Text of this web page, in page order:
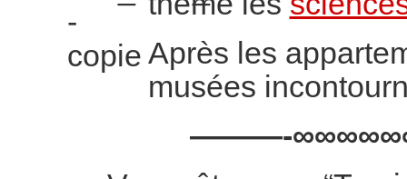
Après les
musées
———-